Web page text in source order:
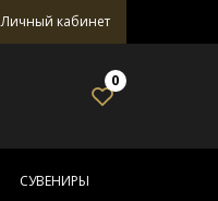
Личный кабинет
0
СУВЕНИРЫ